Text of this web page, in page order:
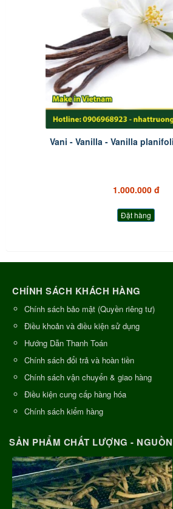
Vani - Vanilla - Vanilla
1.000.000 đ
Đặt hàng
CHÍNH SÁCH KHÁCH HÀNG
Chính sách bảo mật (Quyền riêng tư)
Điều khoản và điều kiện sử dụng
Hướng Dẫn Thanh Toán
Chính sách đổi trả và hoàn tiền
Chính sách vận chuyển & giao hàng
Điều kiện cung cấp hàng hóa
Chính sách kiểm hàng
SẢN PHẨM CHẤT LƯỢNG -